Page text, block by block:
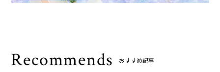
Recommends おすすめ記事